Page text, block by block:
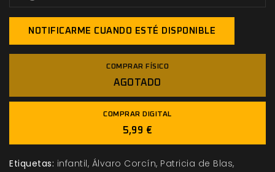
NOTIFICARME CUANDO ESTÉ DISPONIBLE
COMPRAR FÍSICO
AGOTADO
COMPRAR DIGITAL
5,99 €
Etiquetas: infantil Álvaro Corcín Patricia de Blas